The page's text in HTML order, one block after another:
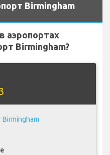
Birmingham
аэропортах
Birmingham?